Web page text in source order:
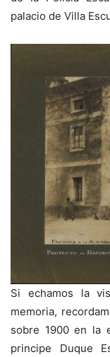
palacio de Villa
Si echamos la
memoria,
sobre 1900 en la
principe Duque